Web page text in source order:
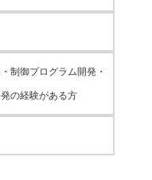
制御プログラム開発・
の経験がある方